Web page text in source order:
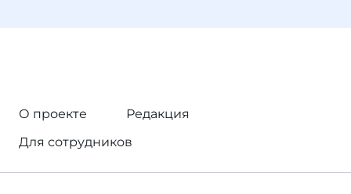
О проекте
Редакция
Для сотрудников